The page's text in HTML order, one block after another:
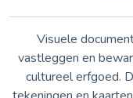
Visuele
vastleggen en
cultureel erfgoed.